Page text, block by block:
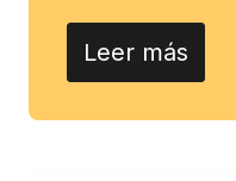
Leer más